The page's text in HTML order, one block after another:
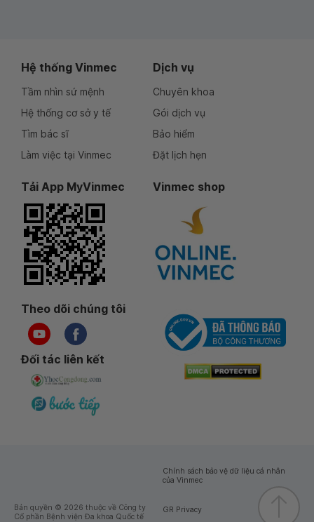
Hệ thống Vinmec
Tầm nhìn sứ mệnh
Hệ thống cơ sở y tế
Tìm bác sĩ
Làm việc tại Vinmec
Dịch vụ
Chuyên khoa
Gói dịch vụ
Bảo hiểm
Đặt lịch hẹn
Tải App MyVinmec Vinmec shop
Theo dõi chúng tôi
Đối tác liên kết
Bản quyền © 2026 thuộc về Công ty
Cổ phần Bệnh viện Đa khoa Quốc tế
Chính sách bảo vệ dữ liệu cá nhân
của Vinmec
GR Privacy